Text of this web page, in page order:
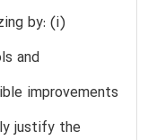
by: (i)
and
improvements
justify the